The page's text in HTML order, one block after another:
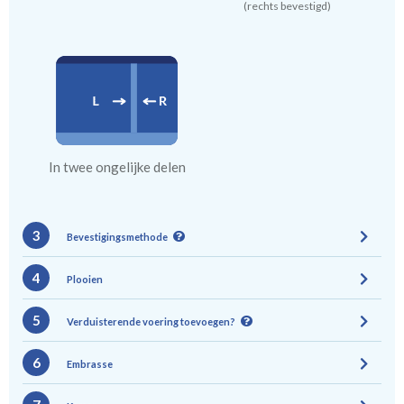
(rechts bevestigd)
In twee ongelijke delen
3 Bevestigingsmethode
Roede
4 Plooien
5 Verduisterende voering toevoegen?
Gevoerde gordijnen zorgen voor halve of gehele
verduistering. Daarnaast vormt een voering
6 Embrasse